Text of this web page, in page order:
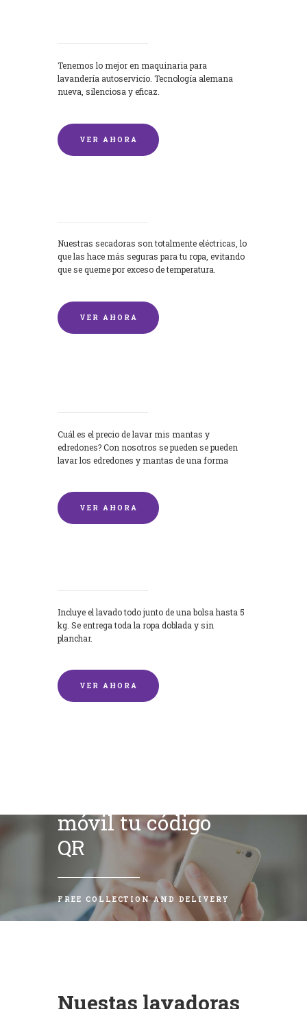
Tenemos lo mejor en maquinaria para
lavandería autoservicio. Tecnología alemana
nueva, silenciosa y eficaz.
VER AHORA
Nuestras secadoras son totalmente eléctricas, lo
que las hace más seguras para tu ropa, evitando
que se queme por exceso de temperatura.
VER AHORA
Cuál es el precio de lavar mis mantas y
edredones? Con nosotros se pueden se pueden
lavar los edredones y mantas de una forma
VER AHORA
Incluye el lavado todo junto de una bolsa hasta 5
kg. Se entrega toda la ropa doblada y sin
planchar.
VER AHORA
móvil tu código
QR
FREE COLLECTION AND DELIVERY
Nuestas lavadoras